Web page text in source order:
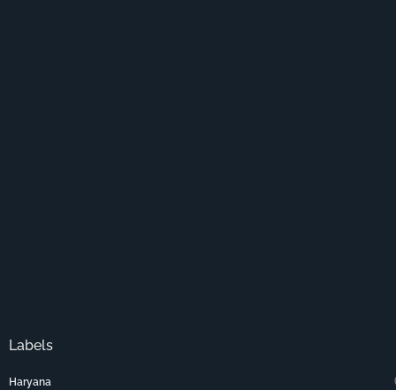
Labels
Haryana